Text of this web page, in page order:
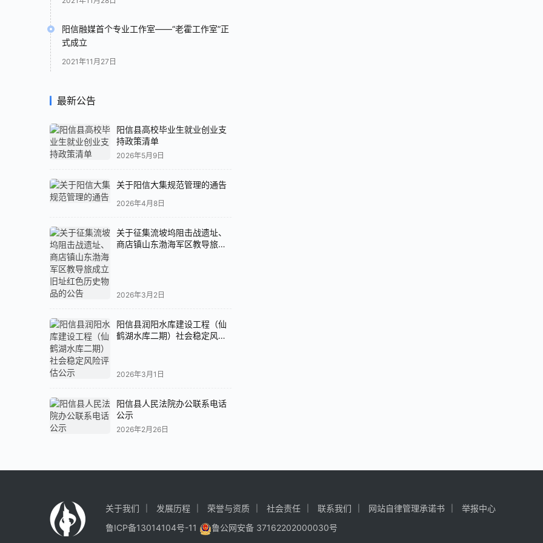
阳信融媒首个专业工作室——“老霍工作室”正
式成立
2021年11月27日
最新公告
阳信县高校毕业生就业创业支
持政策清单
2026年5月9日
关于阳信大集规范管理的通告
2026年4月8日
关于征集流坡坞阻击战遗址、
商店镇山东渤海军区教导旅成
2026年3月2日
阳信县润阳水库建设工程（仙
鹤湖水库二期）社会稳定风险
2026年3月1日
阳信县人民法院办公联系电话
公示
2026年2月26日
关于我们 发展历程 荣誉与资质 社会责任 联系我们 网站自律管理承诺书
举报中心
鲁ICP备13014104号-11
鲁公网安备 37162202000030号